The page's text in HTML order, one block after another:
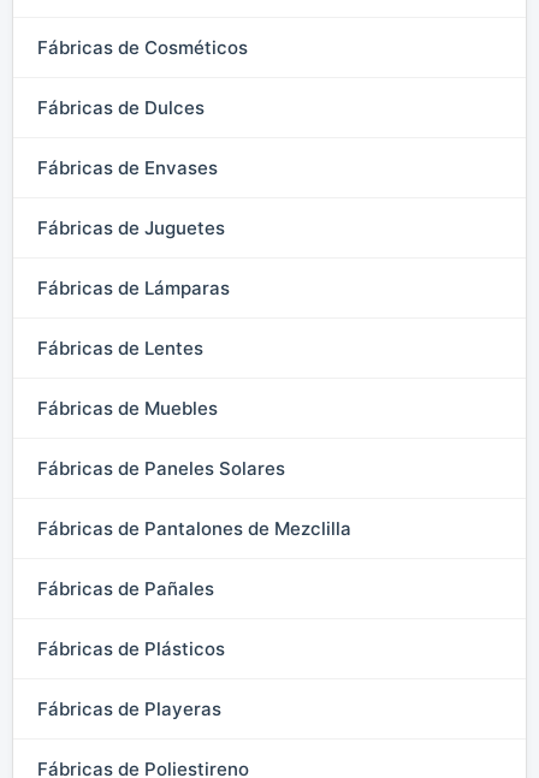
Fábricas de Cosméticos
Fábricas de Dulces
Fábricas de Envases
Fábricas de Juguetes
Fábricas de Lámparas
Fábricas de Lentes
Fábricas de Muebles
Fábricas de Paneles Solares
Fábricas de Pantalones de Mezclilla
Fábricas de Pañales
Fábricas de Plásticos
Fábricas de Playeras
Fábricas de Poliestireno